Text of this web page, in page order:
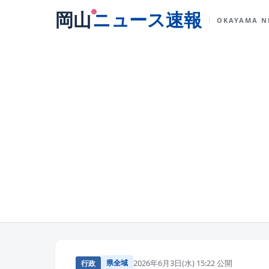
岡山ニュース速報 OKAYAMA
行政 県全域 2026年6月3日(水) 15:22 公開